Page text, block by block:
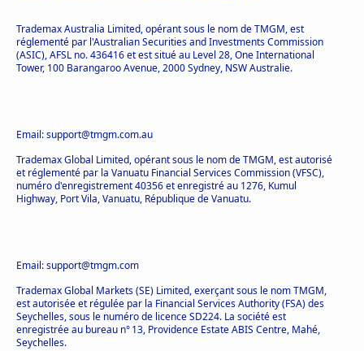
Trademax Australia Limited, opérant sous le nom de TMGM, est
réglementé par l'Australian Securities and Investments Commission
(ASIC), AFSL no. 436416 et est situé au Level 28, One International
Tower, 100 Barangaroo Avenue, 2000 Sydney, NSW Australie.
Email: support@tmgm.com.au
Trademax Global Limited, opérant sous le nom de TMGM, est autorisé
et réglementé par la Vanuatu Financial Services Commission (VFSC),
numéro d'enregistrement 40356 et enregistré au 1276, Kumul
Highway, Port Vila, Vanuatu, République de Vanuatu.
Email: support@tmgm.com
Trademax Global Markets (SE) Limited, exerçant sous le nom TMGM,
est autorisée et régulée par la Financial Services Authority (FSA) des
Seychelles, sous le numéro de licence SD224. La société est
enregistrée au bureau n° 13, Providence Estate ABIS Centre, Mahé,
Seychelles.